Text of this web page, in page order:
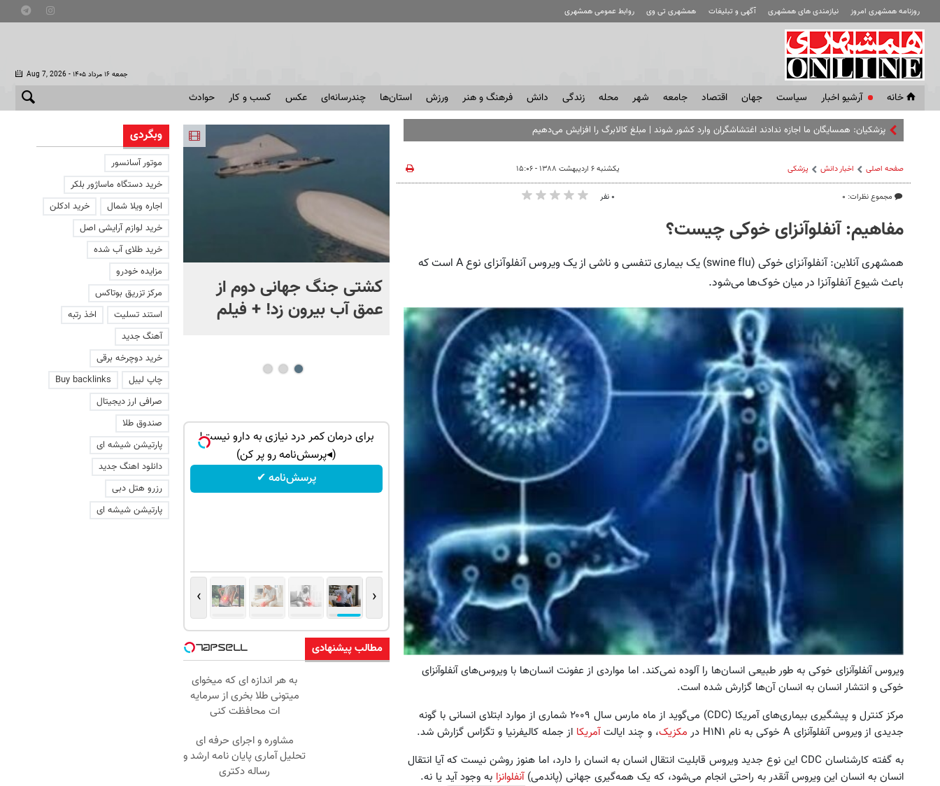
روزنامه همشهری امروز نیازمندی های همشهری آگهی و تبلیغات همشهری تی وی روابط عمومی همشهری
Aug 7, 2026 - جمعه ۱۶ مرداد ۱۴۰۵
خانه آرشیو اخبار سياست جهان اقتصاد جامعه شهر محله زندگی دانش فرهنگ و هنر ورزش استان‌ها چندرسانه‌ای عکس کسب و کار حوادث
پزشکیان: همسایگان ما اجازه ندادند اغتشاشگران وارد کشور شوند | مبلغ کالابرگ را افزایش می‌دهیم
صفحه اصلی اخبار دانش پزشکی
مجموع نظرات: ۰
یکشنبه ۶ اردیبهشت ۱۳۸۸ - ۱۵:۰۶
۰ نفر
مفاهیم: آنفلوآنزای خوکی چیست؟
همشهری آنلاین: آنفلوآنزای خوکی (swine flu) یک بیماری تنفسی و ناشی از یک ویروس آنفلوآنزای نوع A است که
باعث شیوع آنفلوآنزا در میان خوک‌ها می‌شود.
ویروس آنفلوآنزای خوکی به طور طبیعی انسان‌ها را آلوده نمی‌کند. اما مواردی از عفونت‌ انسان‌ها با ویروس‌های آنفلوآنزای
خوکی و انتشار انسان به انسان آن‌ها گزارش شده است.
مرکز کنترل و پیشگیری بیماری‌های آمریکا (CDC) می‌گوید از ماه مارس سال ۲۰۰۹ شماری از موارد ابتلای انسانی با گونه
جدیدی از ویروس آنفلوآنزای A خوکی به نام H۱N۱ در
مکزیک،‌ و چند ایالتآمریکا از جمله کالیفرنیا و تگزاس گزارش شد.
به گفته کارشناسان CDC این نوع جدید ویروس قابلیت انتقال انسان به انسان را دارد، اما هنوز روشن نیست که آیا انتقال
انسان به انسان این ویروس آنقدر به راحتی انجام می‌شود، که یک همه‌گیری جهانی (پاندمی) آنفلوانزا به وجود آید یا نه.
خارج شد...
کشتی‌ جنگ جهانی دوم از
عمق آب بیرون زد! + فیلم
افشای اطلاعات برای ترور
بارون ترامپ | ماجرای قرار
عاشقانه با یک زن
کمر ممنوع شده! میخوای کمرت رو در
منزل درمان کنی؟ ((پرسش‌نامه))
پرسش‌نامه ✔
درمان زانو درد، بدون هیچگونه عوارض در
منزل (◂پرسش‌نامه)
◀ پرسش‌نامه
زانو درد درمان داره… چرا هنوز داری بهش
ظلم می‌کنی؟
◀ پرسش‌نامه
برای درمان کمر درد نیازی به دارو نیست!
(◂پرسش‌نامه رو پر کن)
پرسش‌نامه ✔
‹
›
مطالب پیشنهادی
به هر اندازه ای که میخوای
میتونی طلا بخری از سرمایه
ات محافظت کنی
مشاوره و اجرای حرفه ای
تحلیل آماری پایان نامه ارشد و
رساله دکتری
وبگردی
موتور آسانسور
خرید دستگاه ماساژور بلکر
اجاره ویلا شمال
خرید ادکلن
خرید لوازم آرایشی اصل
خرید طلای آب شده
مزایده خودرو
مرکز تزریق بوتاکس
استند تسلیت
اخذ رتبه
آهنگ جدید
خرید دوچرخه برقی
چاپ لیبل
Buy backlinks
صرافی ارز دیجیتال
صندوق طلا
پارتیشن شیشه ای
دانلود اهنگ جدید
رزرو هتل دبی
پارتیشن شیشه ای